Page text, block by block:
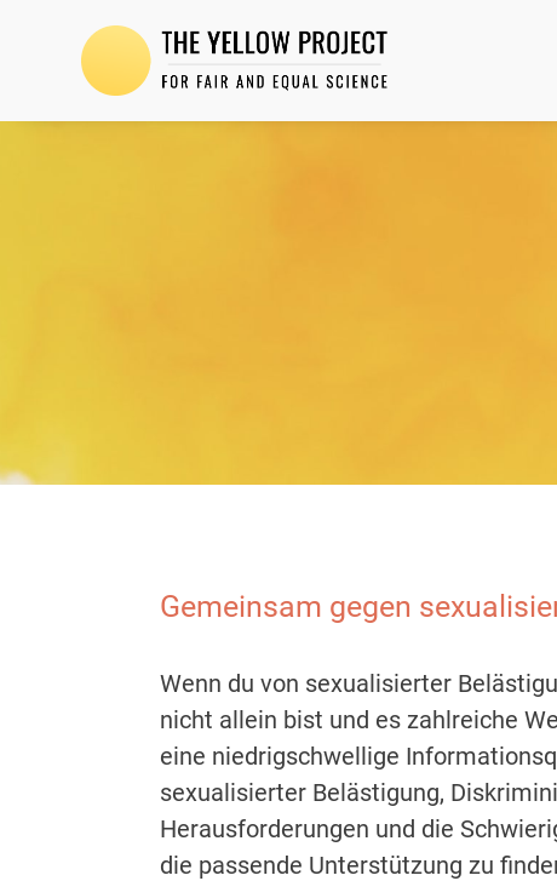
Gemeinsam gegen
Wenn du von sexualisierter
nicht allein bist und es zahlreiche
eine niedrigschwellige
sexualisierter Belästigung,
Herausforderungen und die
die passende Unterstützung zu